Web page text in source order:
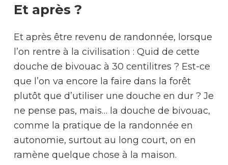
Et après ?
Et après être revenu de randonnée, lorsque
l’on rentre à la civilisation : Quid de cette
douche de bivouac à 30 centilitres ? Est-ce
que l’on va encore la faire dans la forêt
plutôt que d’utiliser une douche en dur ? Je
ne pense pas, mais… la douche de bivouac,
comme la pratique de la randonnée en
autonomie, surtout au long court, on en
ramène quelque chose à la maison.